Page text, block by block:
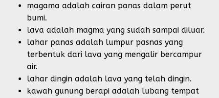
magama adalah cairan panas dalam perut
bumi.
lava adalah magma yang sudah sampai diluar.
lahar panas adalah lumpur pasnas yang
terbentuk dari lava yang mengalir bercampur
air.
lahar dingin adalah lava yang telah dingin.
kawah gunung berapi adalah lubang tempat